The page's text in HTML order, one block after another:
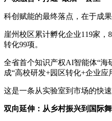
科创赋能的最终落点，在于成
崖州校区累计孵化企业119家
转化99项。
全省首个知识产权AI智能体“海
成“高校研发+园区转化+企业应
这是一条从实验室到市场的快
双向延伸：从乡村振兴到国际